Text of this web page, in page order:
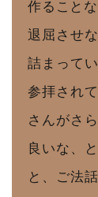
作ること
退屈させ
詰まって
参拝され
さんがさ
良いな、
と、ご法